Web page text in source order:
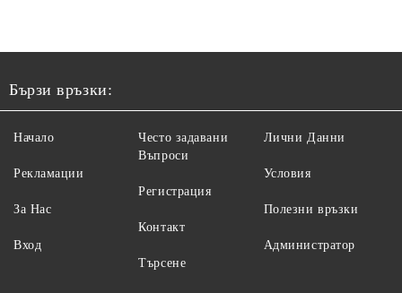
Бързи връзки:
Начало
Рекламации
За Нас
Вход
Често задавани
Въпроси
Регистрация
Контакт
Търсене
Лични Данни
Условия
Полезни връзки
Администратор